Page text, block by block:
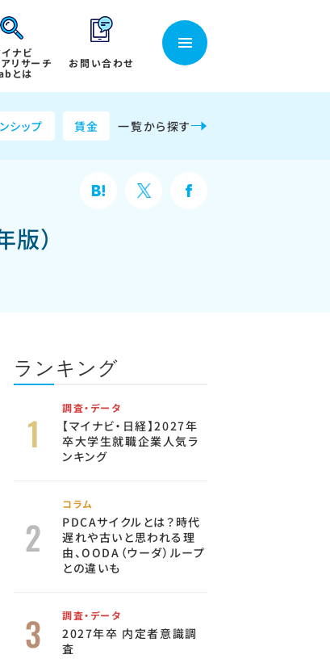
ナビ
リサーチ
とは
お問い合わせ
シップ 賃金 一覧から探す
）
ランキング
調査・データ
【マイナビ・日経】2027年
卒大学生就職企業人気ラ
ンキング
コラム
PDCAサイクルとは？時代
遅れや古いと思われる理
由、OODA（ウーダ）ループ
との違いも
調査・データ
2027年卒 内定者意識調
査